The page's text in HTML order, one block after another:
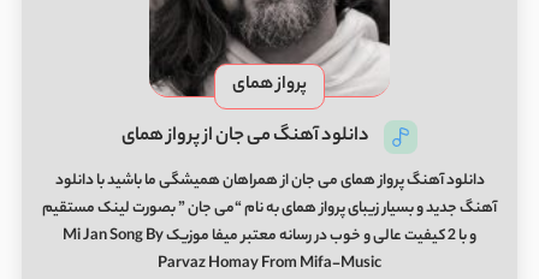
پرواز همای
دانلود آهنگ می جان از پرواز همای
دانلود آهنگ پرواز همای می جان از همراهان همیشگی ما باشید با دانلود
آهنگ جدید و بسیار زیبای پرواز همای به نام “می جان ” بصورت لینک مستقیم
و با 2 کیفیت عالی و خوب در رسانه معتبر میفا موزیک Mi Jan Song By
Parvaz Homay From Mifa-Music